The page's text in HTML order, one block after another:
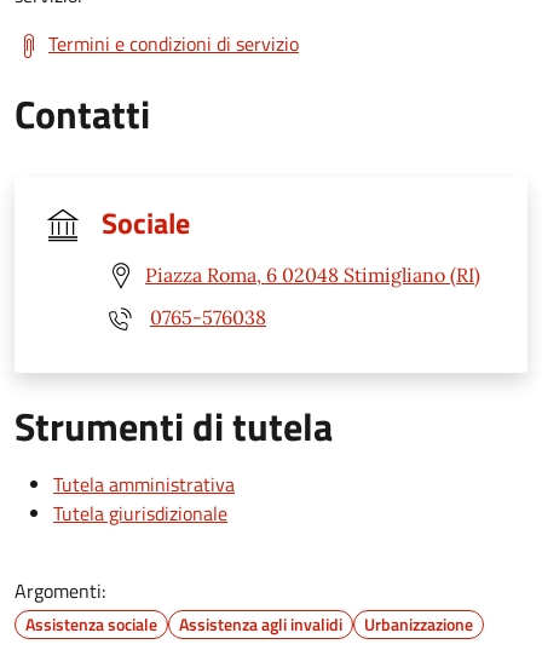
Termini e condizioni di servizio
Contatti
Sociale
Piazza Roma, 6 02048 Stimigliano (RI)
0765-576038
Strumenti di tutela
Tutela amministrativa
Tutela giurisdizionale
Argomenti:
Assistenza sociale Assistenza agli invalidi Urbanizzazione